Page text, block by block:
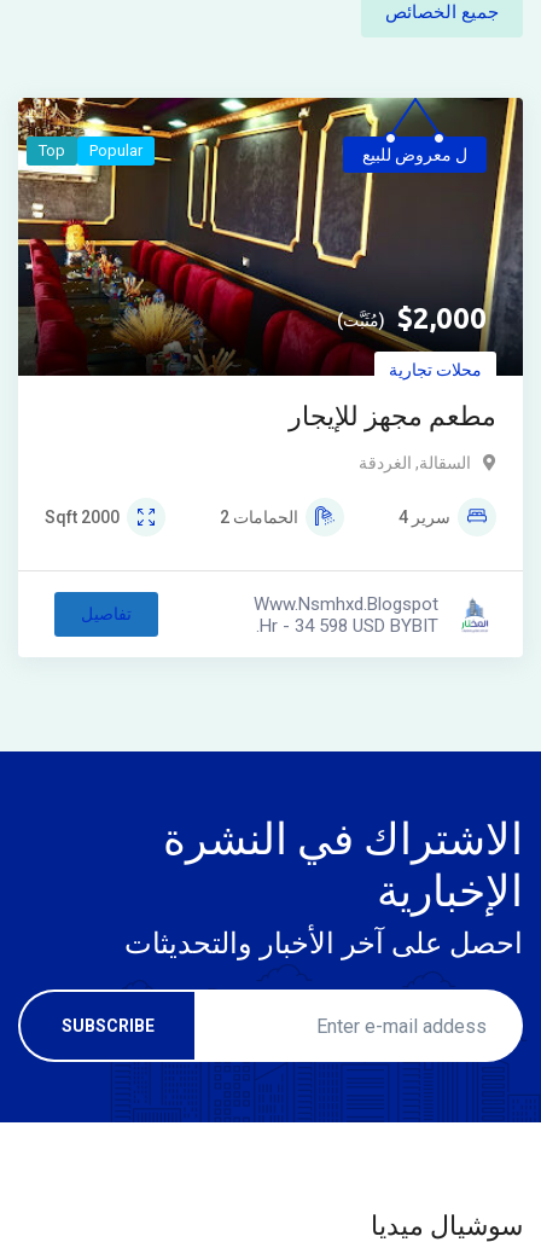
جميع الخصائص
ل معروض للبيع
$2,000 (مُثَبَّت)
محلات تجارية
مطعم مجهز للإيجار
Popular
Top
السقالة, الغردقة
سرير 4 الحمامات 2
2000
Sqft
Www.nsmhxd.blogspot
.hr - 34 598 USD BYBIT
تفاصيل
الاشتراك في النشرة
الإخبارية
احصل على آخر الأخبار والتحديثات
سوشيال ميديا